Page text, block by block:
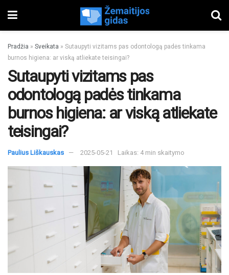
Pradžia » Sveikata » Sutaupyti vizitams pas odontologą padės tinkama
burnos higiena: ar viską atliekate teisingai?
Sutaupyti vizitams pas
odontologą padės tinkama
burnos higiena: ar viską atliekate
teisingai?
Paulius Liškauskas 2025-05-21 Laikas: 4 min skaitymo